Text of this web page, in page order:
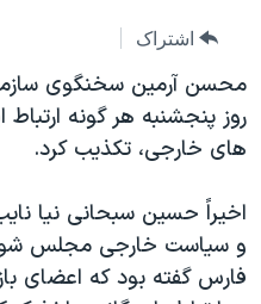
جهش
به
جستجو
ورزشی
ویژه برنامه‌ها
ویدیوها
فرهنگ و زندگی
حقوق شهروندی
اقتصادی
جام جهانی ۲۰۲۶
عملیات خشم حماسی
۲۵۰سالگی آمریکا
بایگانی برنامه‌های تلویزیونی
مستندها
انتخابات ریاست جمهوری آمریکا
حمله جمهوری اسلامی به
فرکانس‌های صدای آمریکا
پخش رادیویی
یادگیری زبان انگلیسی
دنبال کنید
اشتراک
محسن آرمين سخنگوی
روز پنجشنبه هر گونه ارتباط
های خارجی، تکذيب کرد.
اخيراً حسين سبحانی نيا
و سياست خارجی مجلس
فارس گفته بود که اعضای